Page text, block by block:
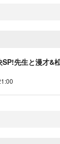
先生と漫才&